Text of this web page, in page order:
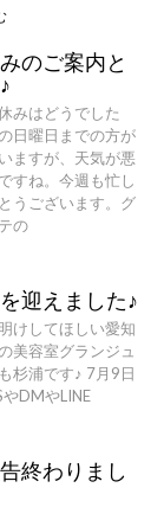
のご案内と
みはどうでした
日曜日までの方が
ますが、天気が悪
すね。今週も忙し
うございます。グ
の
迎えました♪
けしてほしい愛知
美容室グランジュ
杉浦です♪ 7月9日
DMやLINE
終わりまし